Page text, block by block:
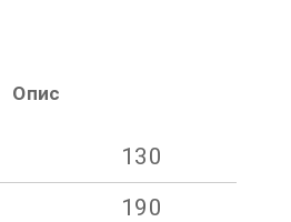
Опис
130
190